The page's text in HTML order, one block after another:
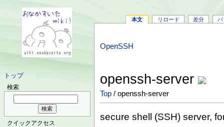
トップ
検索
クイックアクセス
本文 リロード 差分 バ
OpenSSH
openssh-server
Top / openssh-server
secure shell (SSH) server,